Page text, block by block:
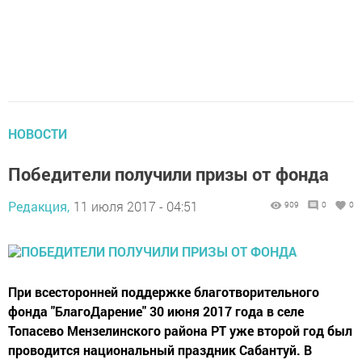
НОВОСТИ
Победители получили призы от фонда
Редакция, 11 июля 2017 - 04:51 909 0 0
При всесторонней поддержке благотворительного
фонда "БлагоДарение" 30 июня 2017 года в селе
Топасево Мензелинского района РТ уже второй год был
проводится национальный праздник Сабантуй. В